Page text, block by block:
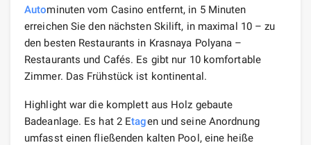
Autominuten vom Casino entfernt, in 5 Minuten
erreichen Sie den nächsten Skilift, in maximal 10 – zu
den besten Restaurants in Krasnaya Polyana –
Restaurants und Cafés. Es gibt nur 10 komfortable
Zimmer. Das Frühstück ist kontinental.
Highlight war die komplett aus Holz gebaute
Badeanlage. Es hat 2 Etagen und seine Anordnung
umfasst einen fließenden kalten Pool, eine heiße